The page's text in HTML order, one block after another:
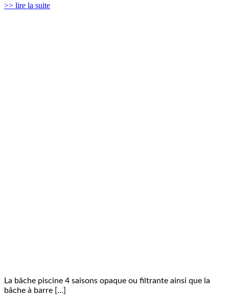
>> lire la suite
La bâche piscine 4 saisons opaque ou filtrante ainsi que la
bâche à barre […]